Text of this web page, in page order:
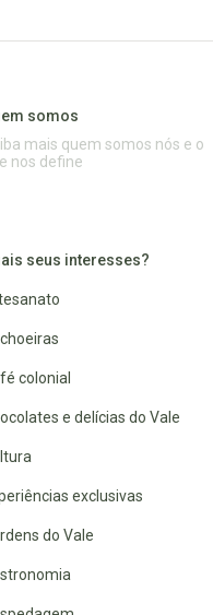
somos
mais quem somos nós e o
nos define
seus interesses?
colonial
e delícias do Vale
exclusivas
do Vale